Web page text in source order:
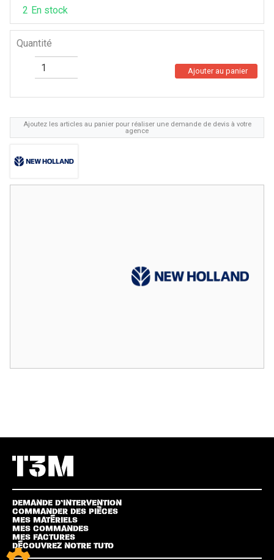
Ajoutez les articles au panier pour réaliser une demande de devis à votre
agence
2 En stock
Quantité
Ajouter au panier
DEMANDE D’INTERVENTION
COMMANDER DES PIÈCES
MES MATÉRIELS
MES COMMANDES
MES FACTURES
DÉCOUVREZ NOTRE TUTO